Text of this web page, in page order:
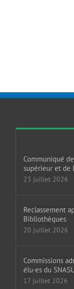
Communiqué
supérieur et de
23 juillet 2026
Reclassement
Bibliothèques
20 juillet 2026
Commissions
élu·es du
17 juillet 2026